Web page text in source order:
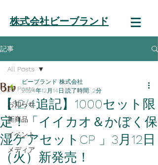
株式会社ビーブランド
記事
All Posts
お知らせ
新商品
イベント
メディア
All Posts
【12/4追記】1000セット限
定！「イイカオ＆かぼく保
湿ケアセットCP 」3月12日
（火）新発売！
ビーブランド 株式会社
2024年12月14日 読了時間: 2分